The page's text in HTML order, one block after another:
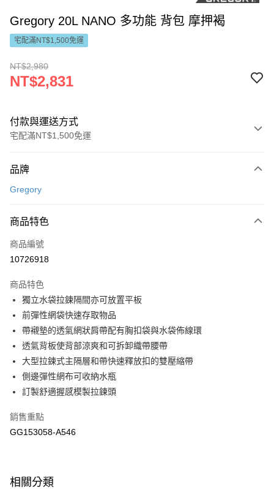
Gregory 20L NANO 多功能 背包 摩押褐
宅配滿NT$1,500免運
NT$2,980
NT$2,831
付款與運送方式
宅配滿NT$1,500免運
信用卡一次付款
Apple Pay
悠遊付
宅配-本島
每筆NT$100，滿NT$1,500(含以上)免運費
品牌
Gregory
商品特色
商品編號
10726918
商品特色
獨立水袋拉鍊隔間亦可放置平板
前彈性網袋快速存取物品
帶襯墊的透氣網狀肩帶配有胸扣袋與水袋佈線環
透氣背板使背部涼爽和可拆卸織帶腰帶
大型拉鍊式主隔層和帶快速釋放扣的雙壓縮帶
側邊彈性網布可收納水瓶
訂製舒適握感模製拉鍊頭
銷售重點
GG153058-A546
相關分類